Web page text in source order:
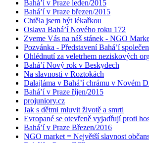
Bahá’í v Praze leden/2015
Bahá’í v Praze březen/2015
Chtěla jsem být lékařkou
Oslava Bahá’í Nového roku 172
Zveme Vás na náš stánek - NGO
Pozvánka - Představení Bahá’í
Ohlédnutí za veletrhem neziskových
Bahá’í Nový rok v Beskydech
Na slavnosti v Roztokách
Dalajláma v Bahá’í chrámu v Novém
Bahá’í v Praze říjen/2015
projuniory.cz
Jak s dětmi mluvit životě a smrti
Evropané se otevřeně vyjadřují proti
Bahá’í v Praze Březen/2016
NGO market = Největší slavnost